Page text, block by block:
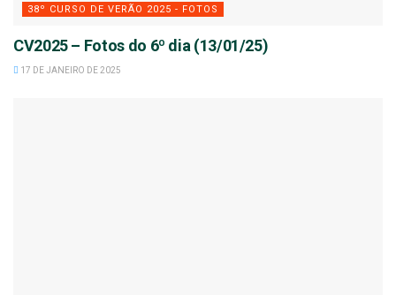
38º CURSO DE VERÃO 2025 - FOTOS
CV2025 – Fotos do 6º dia (13/01/25)
17 DE JANEIRO DE 2025